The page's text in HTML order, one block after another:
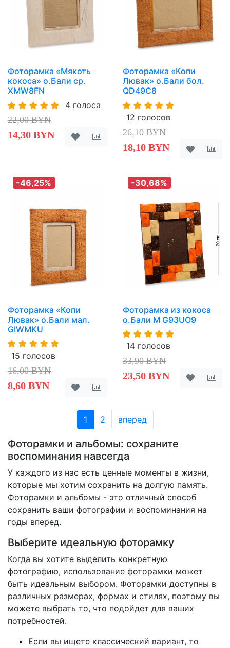
Фоторамка «Мякоть
кокоса» о.Бали ср.
XMW8FN
4 голоса
22,00 BYN
14,30 BYN
Фоторамка «Копи
Лювак» о.Бали бол.
QD49C8
12 голосов
26,10 BYN
18,10 BYN
-46,25%
Фоторамка «Копи
Лювак» о.Бали мал.
GIWMKU
15 голосов
16,00 BYN
8,60 BYN
-30,68%
Фоторамка из кокоса
о.Бали M G93UO9
14 голосов
33,90 BYN
23,50 BYN
1 2 вперед
Фоторамки и альбомы: сохраните
воспоминания навсегда
У каждого из нас есть ценные моменты в жизни,
которые мы хотим сохранить на долгую память.
Фоторамки и альбомы - это отличный способ
сохранить ваши фотографии и воспоминания на
годы вперед.
Выберите идеальную фоторамку
Когда вы хотите выделить конкретную
фотографию, использование фоторамки может
быть идеальным выбором. Фоторамки доступны в
различных размерах, формах и стилях, поэтому вы
можете выбрать то, что подойдет для ваших
потребностей.
Если вы ищете классический вариант, то